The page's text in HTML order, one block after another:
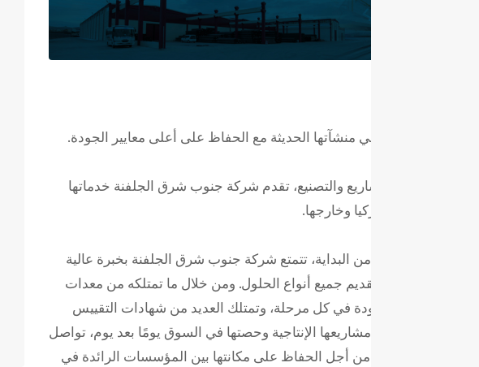
عمليات الإنتاج في منشآتها الحديثة مع الحفاظ على أعلى معايير الجودة.
والتخطيط للمشاريع والتصنيع، تقدم شركة جنوب شرق الجلفنة خدماتها
المختلفة داخل تركيا وخارجها.
على المشاريع من البداية، تتمتع شركة جنوب شرق الجلفنة بخبرة عالية
منشآتها لتقديم جميع أنواع الحلول. ومن خلال ما تمتلكه من معدات
مبادئ مراقبة الجودة في كل مرحلة، وتمتلك العديد من شهادات التقييس
خلال زيادة حجم مشاريعها الإنتاجية وحصتها في السوق يومًا بعد يوم، تواصل
وتطويرها دون توقف من أجل الحفاظ على مكانتها بين المؤسسات الرائدة في